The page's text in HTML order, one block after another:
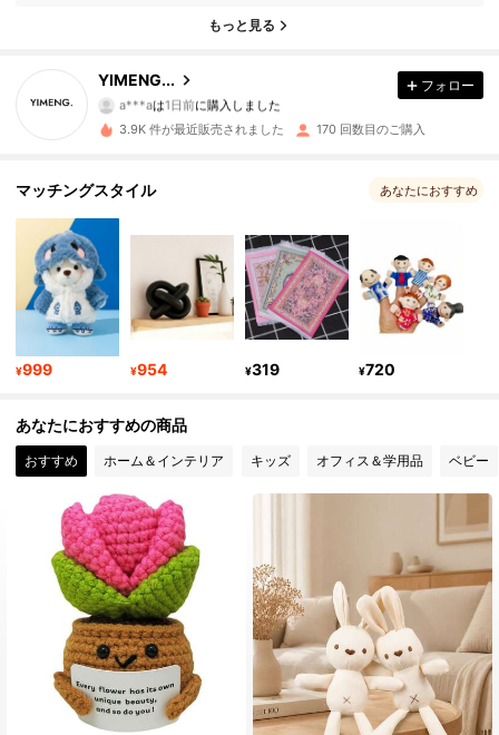
もっと見る
YIMENG...
31 フォロワー
4.93
31 フォロワー
a***aは1日前に購入しました
31 フォロワー
4.93
4.93 31 フォロワー
フォロー
3.9K 件が最近販売されました 170 回数目のご購入
マッチングスタイル あなたにおすすめ
¥999 ¥954 ¥319 ¥720
あなたにおすすめの商品
おすすめ ホーム＆インテリア キッズ オフィス＆学用品 ベビー